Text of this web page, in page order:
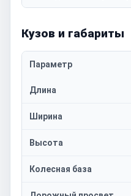
Кузов и габариты
Параметр
Длина
Ширина
Высота
Колесная база